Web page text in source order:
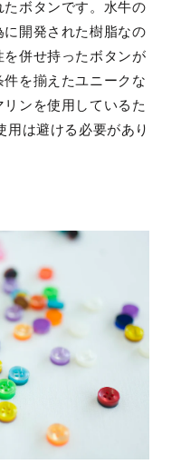
ボタンです。水牛の
開発された樹脂なの
併せ持ったボタンが
を揃えたユニークな
ンを使用しているた
は避ける必要があり